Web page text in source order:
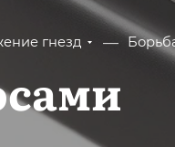
гнезд —